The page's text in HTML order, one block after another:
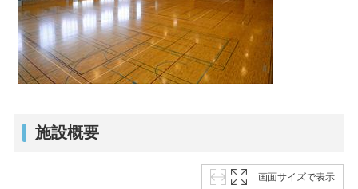
施設概要
画面サイズで表示